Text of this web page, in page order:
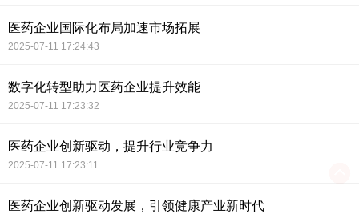
医药企业国际化布局加速市场拓展
2025-07-11 17:24:43
数字化转型助力医药企业提升效能
2025-07-11 17:23:32
医药企业创新驱动，提升行业竞争力
2025-07-11 17:23:11
医药企业创新驱动发展，引领健康产业新时代